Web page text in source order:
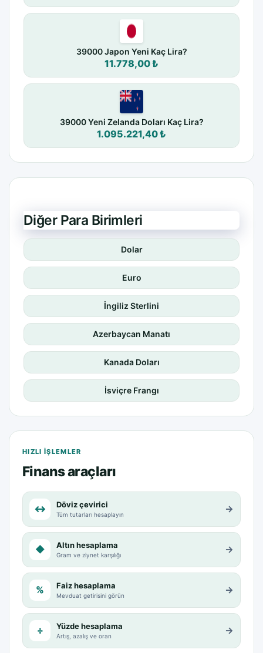
39000 Japon Yeni Kaç Lira?
11.778,00 ₺
39000 Yeni Zelanda Doları Kaç Lira?
1.095.221,40 ₺
Diğer Para Birimleri
Dolar
Euro
İngiliz Sterlini
Azerbaycan Manatı
Kanada Doları
İsviçre Frangı
HIZLI IŞLEMLER
Finans araçları
↔ Döviz çevirici
Tüm tutarları hesaplayın →
◆ Altın hesaplama
Gram ve ziynet karşılığı →
% Faiz hesaplama
Mevduat getirisini görün →
÷ Yüzde hesaplama
Artış, azalış ve oran →